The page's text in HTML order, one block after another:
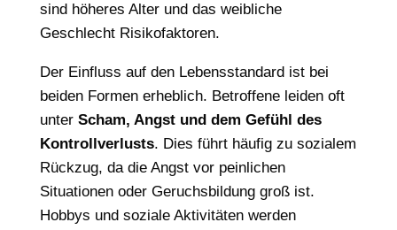
sind höheres Alter und das weibliche
Geschlecht Risikofaktoren.
Der Einfluss auf den Lebensstandard ist bei
beiden Formen erheblich. Betroffene leiden oft
unter Scham, Angst und dem Gefühl des
Kontrollverlusts. Dies führt häufig zu sozialem
Rückzug, da die Angst vor peinlichen
Situationen oder Geruchsbildung groß ist.
Hobbys und soziale Aktivitäten werden